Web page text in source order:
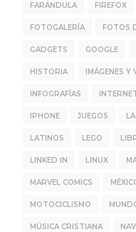
FARÁNDULA FIREFOX
FOTOGALERÍA FOTOS
GADGETS GOOGLE
HISTORIA IMÁGENES Y
INFOGRAFÍAS
IPHONE JUEGOS
LATINOS LEGO
LINKED IN LINUX
MARVEL COMICS
MOTOCICLISMO
MÚSICA CRISTIANA